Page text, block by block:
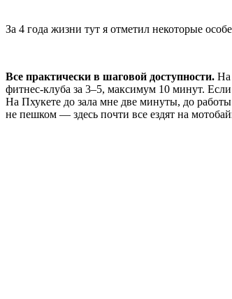
За 4 года жизни тут я отметил некоторые
Все практически в шаговой доступности. На
фитнес-клуба за 3–5, максимум 10 минут. Если
На Пхукете до зала мне две минуты, до
не пешком — здесь почти все ездят на